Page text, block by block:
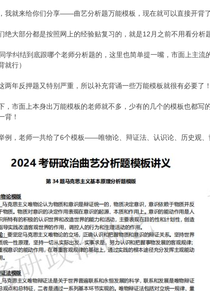
我就来给你们分享——曲艺分析题万能模板，现在就可以直接开背了
绝大部分都是按照网上的经验贴复习的，就是12月之前不用看分析
同学纠结到底跟哪个老师分析题的，这里也简单提一嘴，市面上主
就行）
两年反押题又特别严重，所以补充背诵一些万能模板就很有必要了！
，市面上本身出万能模板的老师就不多，少有的几个的模板也都
背！
例，老师一共给了6个模板——唯物论、辩证法、认识论、历史观、